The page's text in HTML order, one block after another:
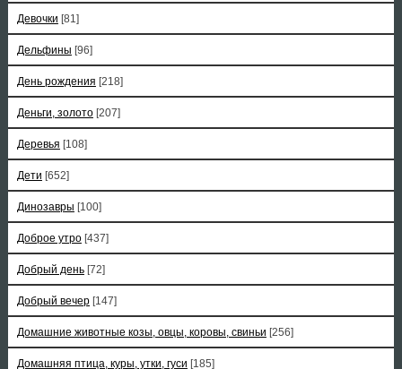
Девочки [81]
Дельфины [96]
День рождения [218]
Деньги, золото [207]
Деревья [108]
Дети [652]
Динозавры [100]
Доброе утро [437]
Добрый день [72]
Добрый вечер [147]
Домашние животные козы, овцы, коровы, свиньи [256]
Домашняя птица, куры, утки, гуси [185]